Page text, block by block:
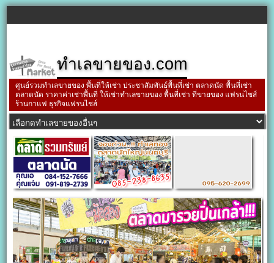
ทำเลขายของ.com
ศูนย์รวมทำเลขายของ พื้นที่ให้เช่า ประชาสัมพันธ์พื้นที่เช่า ตลาดนัด พื้นที่เช่า
ตลาดนัด ราคาค่าเช่าพื้นที่ ให้เช่าทำเลขายของ พื้นที่เช่า ที่ขายของ แฟรนไชส์
ร้านกาแฟ ธุรกิจแฟรนไชส์